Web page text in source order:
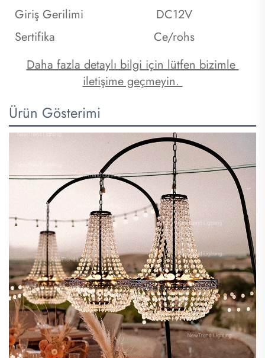
Giriş Gerilimi
DC12V
Sertifika
Ce/rohs
Daha fazla detaylı bilgi için lütfen bizimle
iletişime geçmeyin.
Ürün Gösterimi